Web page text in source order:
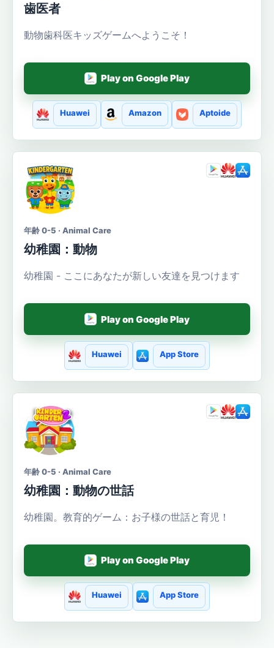
歯医者
動物歯科医キッズゲームへようこそ！
Play on Google Play
Huawei Amazon Aptoide
年齢 0-5 · Animal Care
幼稚園：動物
幼稚園 - ここにあなたが新しい友達を見つけます
Play on Google Play
Huawei App Store
年齢 0-5 · Animal Care
幼稚園：動物の世話
幼稚園。教育的ゲーム：お子様の世話と育児！
Play on Google Play
Huawei App Store